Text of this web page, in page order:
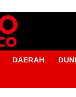
DAERAH